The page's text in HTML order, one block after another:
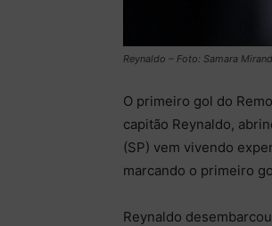
Reynaldo – Foto: Samara
O primeiro gol do Remo
capitão Reynaldo,
(SP) vem vivendo
marcando o primeiro
Reynaldo